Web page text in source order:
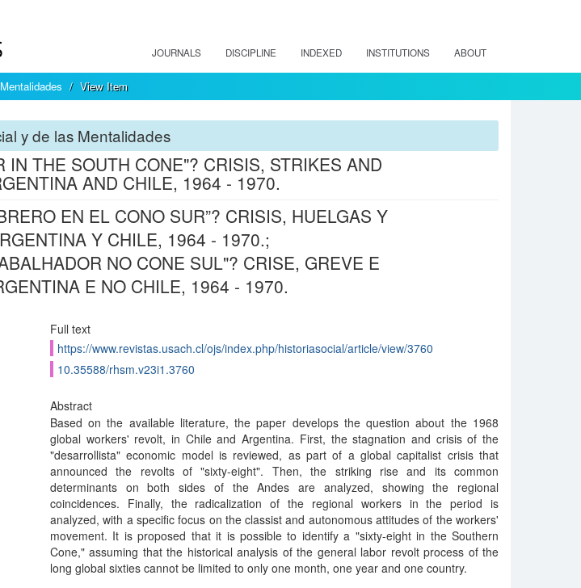
JOURNALS DISCIPLINE INDEXED INSTITUTIONS ABOUT
View Item
y de las Mentalidades
IN THE SOUTH CONE"? CRISIS, STRIKES AND
AND CHILE, 1964 - 1970.
EN EL CONO SUR”? CRISIS, HUELGAS Y
Y CHILE, 1964 - 1970.;
NO CONE SUL"? CRISE, GREVE E
E NO CHILE, 1964 - 1970.
Full text
https://www.revistas.usach.cl/ojs/index.php/historiasocial/article/view/3760
10.35588/rhsm.v23i1.3760
Abstract
Based on the available literature, the paper develops the question about the 1968
global workers' revolt, in Chile and Argentina. First, the stagnation and crisis of the
"desarrollista" economic model is reviewed, as part of a global capitalist crisis that
announced the revolts of "sixty-eight". Then, the striking rise and its common
determinants on both sides of the Andes are analyzed, showing the regional
coincidences. Finally, the radicalization of the regional workers in the period is
analyzed, with a specific focus on the classist and autonomous attitudes of the workers'
movement. It is proposed that it is possible to identify a "sixty-eight in the Southern
Cone," assuming that the historical analysis of the general labor revolt process of the
long global sixties cannot be limited to only one month, one year and one country.